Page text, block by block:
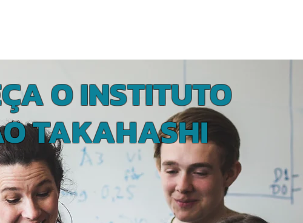
O INSTITUTO
TAKAHASHI